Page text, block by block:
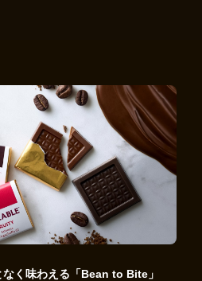
く味わえる「Bean to Bite」